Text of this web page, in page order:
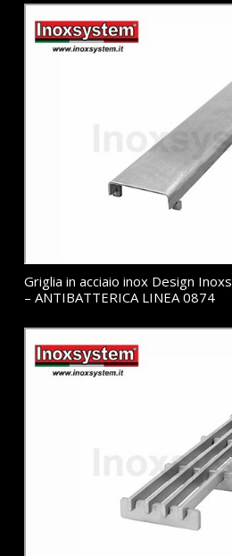
Griglia in acciaio inox Design
– ANTIBATTERICA LINEA 0874